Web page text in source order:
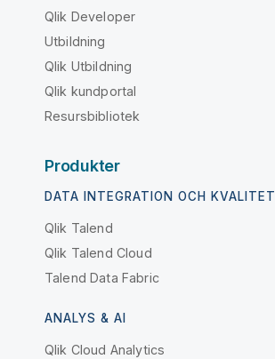
Qlik Developer
Utbildning
Qlik Utbildning
Qlik kundportal
Resursbibliotek
Produkter
DATA INTEGRATION OCH KVALITET
Qlik Talend
Qlik Talend Cloud
Talend Data Fabric
ANALYS & AI
Qlik Cloud Analytics